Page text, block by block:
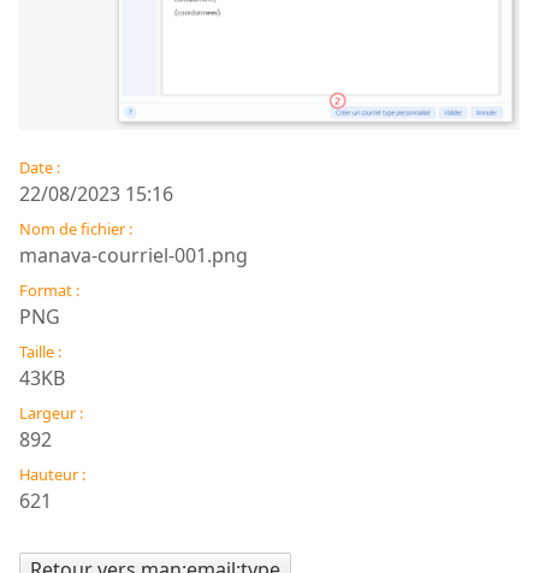
Date :
22/08/2023 15:16
Nom de fichier :
manava-courriel-001.png
Format :
PNG
Taille :
43KB
Largeur :
892
Hauteur :
621